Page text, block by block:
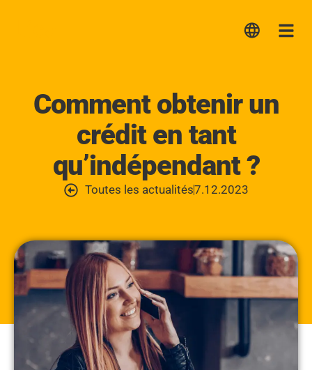
Comment obtenir un
crédit en tant
qu’indépendant ?
Toutes les actualités7.12.2023